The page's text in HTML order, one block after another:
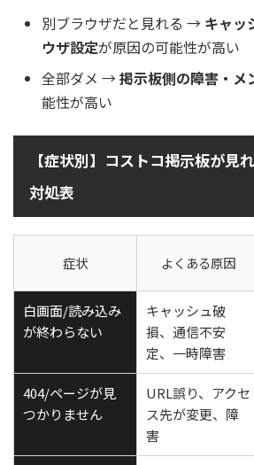
別ブラウザだと見れる → キャッ
ウザ設定が原因の可能性が高い
全部ダメ →掲示板側の障害・メ
能性が高い
【症状別】コストコ掲示板が見
対処表
症状 よくある原因
白画面/読み込み
が終わらない
キャッシュ破
損、通信不安
定、一時障害
404/ページが見
つかりません
URL誤り、アクセ
ス先が変更、障
害